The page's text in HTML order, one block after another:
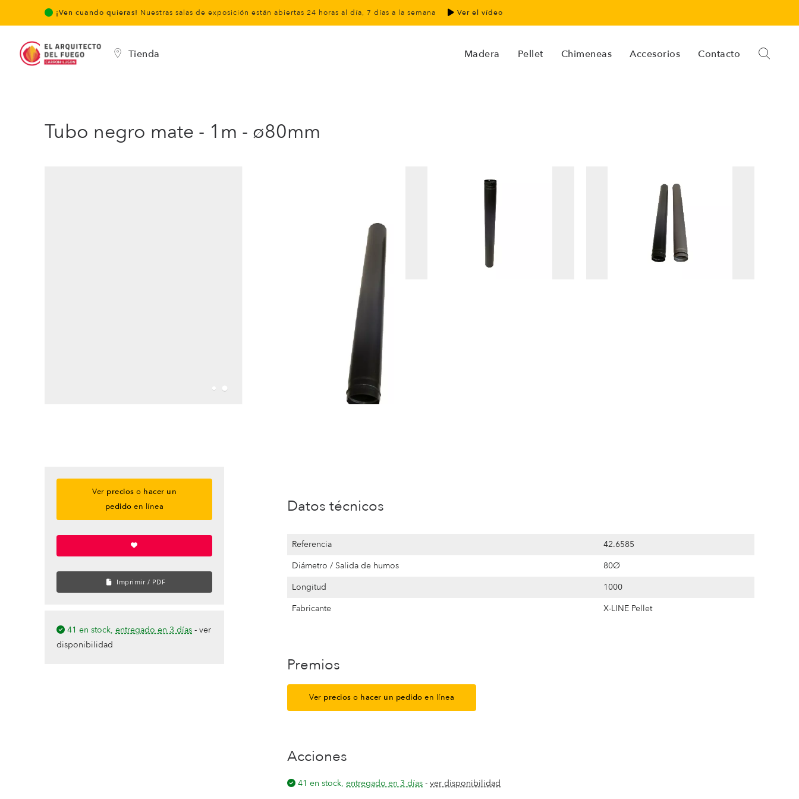
¡Ven cuando quieras! Nuestras salas de exposición están abiertas 24 horas al día, 7 días a la semana Ver el vídeo
Tienda Madera Pellet Chimeneas Accesorios Contacto
Tubo negro mate - 1m - ø80mm
Ver precios o hacer un
pedido en línea
Imprimir / PDF
41 en stock, entregado en 3 días - ver
disponibilidad
Datos técnicos
Referencia
42.6585
Diámetro / Salida de humos
80Ø
Longitud
1000
Fabricante
X-LINE Pellet
Premios
Ver precios o hacer un pedido en línea
Acciones
41 en stock, entregado en 3 días - ver disponibilidad